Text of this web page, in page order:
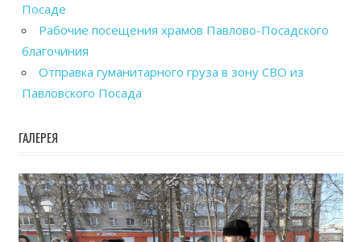
Посаде
Рабочие посещения храмов Павлово-Посадского
благочиния
Отправка гуманитарного груза в зону СВО из
Павловского Посада
ГАЛЕРЕЯ